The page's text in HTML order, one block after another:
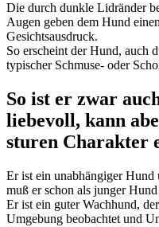
Die durch dunkle Lidränder
Augen geben dem Hund
Gesichtsausdruck.
So erscheint der Hund, auch
typischer Schmuse- oder
So ist er zwar
liebevoll, kann
sturen Charakter
Er ist ein unabhängiger Hund
muß er schon als junger
Er ist ein guter Wachhund,
Umgebung beobachtet und